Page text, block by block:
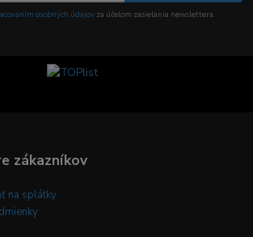
osobných údajov za účelom zasielania newslettera.
zákazníkov
na splátky